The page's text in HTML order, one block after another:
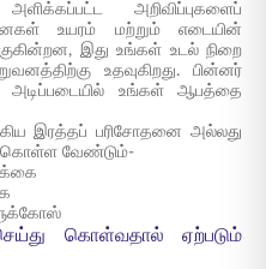
அறிவிப்புகளைப்
உயரம் மற்றும் எடையின்
இது உங்கள் உடல் நிறை
உதவுகிறது. பின்னர்
அடிப்படையில் உங்கள் ஆபத்தை
இரத்தப் பரிசோதனை அல்லது
வேண்டும்-
கொள்வதால் ஏற்படும்